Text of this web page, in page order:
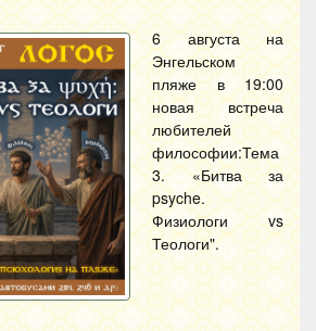
6 августа на
Энгельском
пляже в 19:00
новая встреча
любителей
философии:Тема
3. «Битва за
psyche.
Физиологи vs
Теологи".